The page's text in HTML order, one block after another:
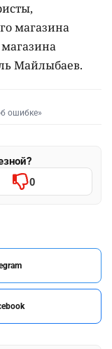
магазина
Майлыбаев.
ошибке»
0